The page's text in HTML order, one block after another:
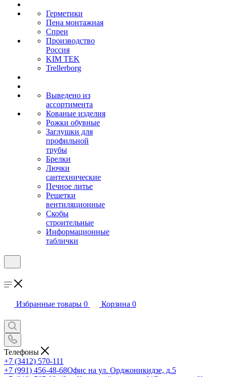
Герметики
Пена монтажная
Спреи
Производство
Россия
KIM TEK
Trellerborg
Выведено из
ассортимента
Кованые изделия
Рожки обувные
Заглушки для
профильной
трубы
Брелки
Лючки
сантехнические
Печное литье
Решетки
вентиляционные
Скобы
строительные
Информационные
таблички
Избранные товары 0 Корзина 0
Телефоны
+7 (3412) 570-111
+7 (991) 456-48-68Офис на ул. Орджоникидзе, д.5